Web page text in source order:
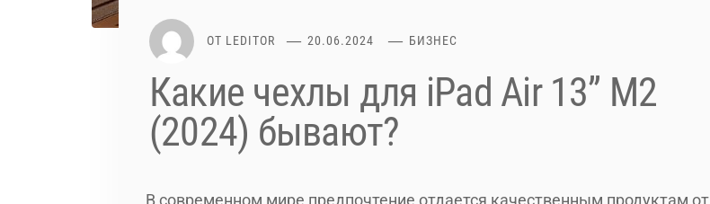
ОТ LEDITOR 20.06.2024 БИЗНЕС
Какие чехлы для iPad Air 13” M2
(2024) бывают?
В современном мире предпочтение отдается качественным продуктам от